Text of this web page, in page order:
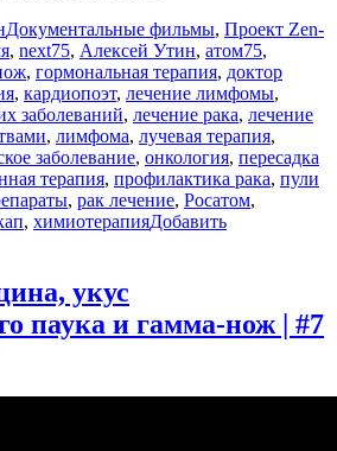
Рубрики
Документальные фильмы, Проект Zen-
, next75, Алексей Утин, атом75,
, гормональная терапия, доктор
, кардиопоэт, лечение лимфомы,
заболеваний, лечение рака, лечение
, лимфома, лучевая терапия,
заболевание, онкология, пересадка
терапия, профилактика рака, пули
, рак лечение, Росатом,
, химиотерапияДобавить
укус
паука и гамма-нож | #7